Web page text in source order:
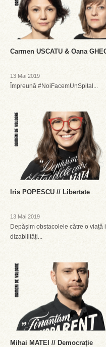
Carmen USCATU & Oana
13 Mai 2019
Împreună #NoiFacemUnSpital...
Iris POPESCU // Libertate
13 Mai 2019
Depășim obstacolele către o
dizabilități...
Mihai MATEI // Democrație